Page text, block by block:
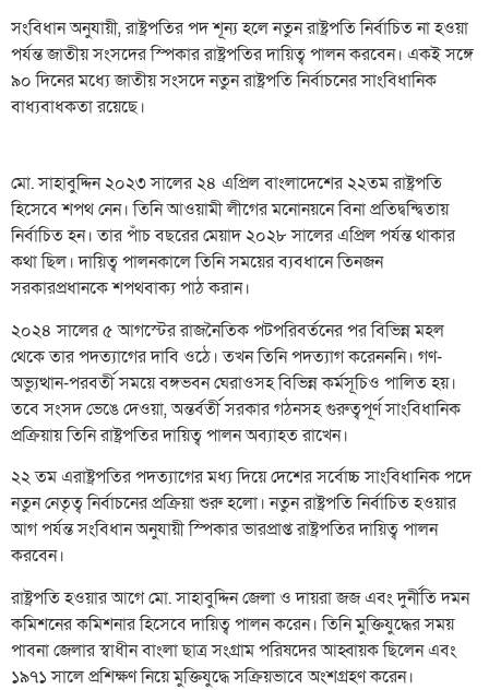
সংবিধান অনুযায়ী, রাষ্ট্রপতির পদ শূন্য হলে নতুন রাষ্ট্রপতি নির্বাচিত না হওয়া
পর্যন্ত জাতীয় সংসদের স্পিকার রাষ্ট্রপতির দায়িত্ব পালন করবেন। একই সঙ্গে
৯০ দিনের মধ্যে জাতীয় সংসদে নতুন রাষ্ট্রপতি নির্বাচনের সাংবিধানিক
বাধ্যবাধকতা রয়েছে।
মো. সাহাবুদ্দিন ২০২৩ সালের ২৪ এপ্রিল বাংলাদেশের ২২তম রাষ্ট্রপতি
হিসেবে শপথ নেন। তিনি আওয়ামী লীগের মনোনয়নে বিনা প্রতিদ্বন্দ্বিতায়
নির্বাচিত হন। তার পাঁচ বছরের মেয়াদ ২০২৮ সালের এপ্রিল পর্যন্ত থাকার
কথা ছিল। দায়িত্ব পালনকালে তিনি সময়ের ব্যবধানে তিনজন
সরকারপ্রধানকে শপথবাক্য পাঠ করান।
২০২৪ সালের ৫ আগস্টের রাজনৈতিক পটপরিবর্তনের পর বিভিন্ন মহল
থেকে তার পদত্যাগের দাবি ওঠে। তখন তিনি পদত্যাগ করেনননি। গণ-
অভ্যুত্থান-পরবর্তী সময়ে বঙ্গভবন ঘেরাওসহ বিভিন্ন কর্মসূচিও পালিত হয়।
তবে সংসদ ভেঙে দেওয়া, অন্তর্বর্তী সরকার গঠনসহ গুরুত্বপূর্ণ সাংবিধানিক
প্রক্রিয়ায় তিনি রাষ্ট্রপতির দায়িত্ব পালন অব্যাহত রাখেন।
২২ তম এরাষ্ট্রপতির পদত্যাগের মধ্য দিয়ে দেশের সর্বোচ্চ সাংবিধানিক পদে
নতুন নেতৃত্ব নির্বাচনের প্রক্রিয়া শুরু হলো। নতুন রাষ্ট্রপতি নির্বাচিত হওয়ার
আগ পর্যন্ত সংবিধান অনুযায়ী স্পিকার ভারপ্রাপ্ত রাষ্ট্রপতির দায়িত্ব পালন
করবেন।
রাষ্ট্রপতি হওয়ার আগে মো. সাহাবুদ্দিন জেলা ও দায়রা জজ এবং দুর্নীতি দমন
কমিশনের কমিশনার হিসেবে দায়িত্ব পালন করেন। তিনি মুক্তিযুদ্ধের সময়
পাবনা জেলার স্বাধীন বাংলা ছাত্র সংগ্রাম পরিষদের আহ্বায়ক ছিলেন এবং
১৯৭১ সালে প্রশিক্ষণ নিয়ে মুক্তিযুদ্ধে সক্রিয়ভাবে অংশগ্রহণ করেন।